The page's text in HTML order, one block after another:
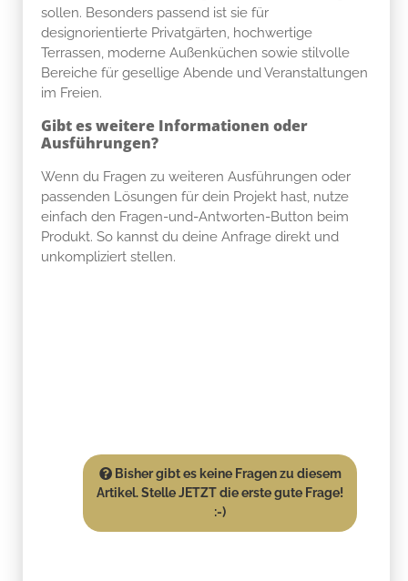
sollen. Besonders passend ist sie für
designorientierte Privatgärten, hochwertige
Terrassen, moderne Außenküchen sowie stilvolle
Bereiche für gesellige Abende und Veranstaltungen
im Freien.
Gibt es weitere Informationen oder
Ausführungen?
Wenn du Fragen zu weiteren Ausführungen oder
passenden Lösungen für dein Projekt hast, nutze
einfach den Fragen-und-Antworten-Button beim
Produkt. So kannst du deine Anfrage direkt und
unkompliziert stellen.
Bisher gibt es keine Fragen zu diesem
Artikel. Stelle JETZT die erste gute Frage!
:-)